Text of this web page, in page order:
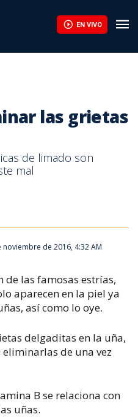
EN VIVO
las grietas
de limado son
mal
noviembre de 2016, 4:32 AM
de las famosas estrías,
aparecen en la piel ya
así como lo oye.
delgaditas en la uña,
de una vez
B se relaciona con
uñas.